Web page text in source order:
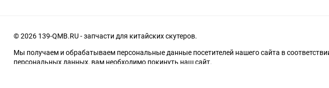
© 2026 139-QMB.RU - запчасти для китайских скутеров.
Мы получаем и обрабатываем персональные данные посетителей нашего сайта в
персональных данных, вам необходимо покинуть наш сайт.